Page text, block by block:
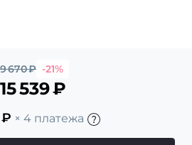
670₽ -21%
15 539₽
₽ × 4 платежа